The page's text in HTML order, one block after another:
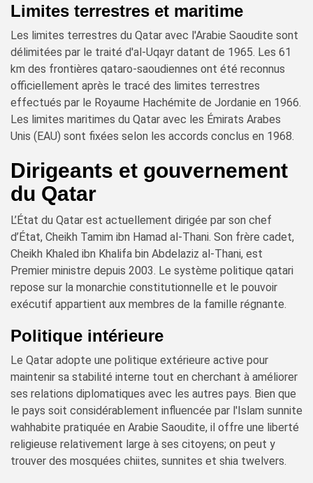
Limites terrestres et maritime
Les limites terrestres du Qatar avec l'Arabie Saoudite sont
délimitées par le traité d'al-Uqayr datant de 1965. Les 61
km des frontières qataro-saoudiennes ont été reconnus
officiellement après le tracé des limites terrestres
effectués par le Royaume Hachémite de Jordanie en 1966.
Les limites maritimes du Qatar avec les Émirats Arabes
Unis (EAU) sont fixées selon les accords conclus en 1968.
Dirigeants et gouvernement
du Qatar
L’État du Qatar est actuellement dirigée par son chef
d’État, Cheikh Tamim ibn Hamad al-Thani. Son frère cadet,
Cheikh Khaled ibn Khalifa bin Abdelaziz al-Thani, est
Premier ministre depuis 2003. Le système politique qatari
repose sur la monarchie constitutionnelle et le pouvoir
exécutif appartient aux membres de la famille régnante.
Politique intérieure
Le Qatar adopte une politique extérieure active pour
maintenir sa stabilité interne tout en cherchant à améliorer
ses relations diplomatiques avec les autres pays. Bien que
le pays soit considérablement influencée par l'Islam sunnite
wahhabite pratiquée en Arabie Saoudite, il offre une liberté
religieuse relativement large à ses citoyens; on peut y
trouver des mosquées chiites, sunnites et shia twelvers.